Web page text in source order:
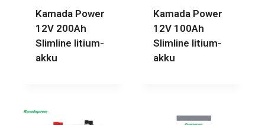
Kamada Power
12V 200Ah
Slimline litium-
akku
Kamada Power
12V 100Ah
Slimline litium-
akku